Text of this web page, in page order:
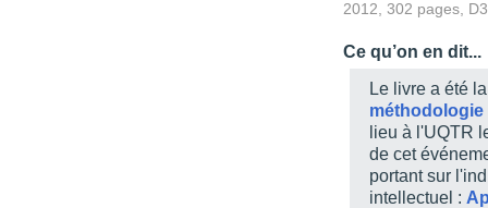
projet épistémologique
PARTIE 1. Enjeux
Illustration d’un effort
méthodologie de la
Conflits entre les
enracinée (MTE) et
de recherche
2012, 302 pages,
Ce qu’on en dit...
Le livre a été
méthodologie
lieu à l'UQTR
de cet
portant sur
intellectuel :